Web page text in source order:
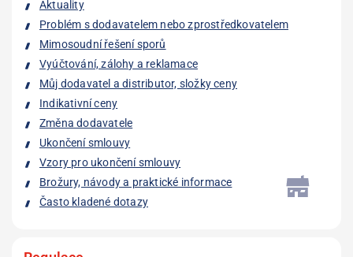
Aktuality
Problém s dodavatelem nebo zprostředkovatelem
Mimosoudní řešení sporů
Vyúčtování, zálohy a reklamace
Můj dodavatel a distributor, složky ceny
Indikativní ceny
Změna dodavatele
Ukončení smlouvy
Vzory pro ukončení smlouvy
Brožury, návody a praktické informace
Často kladené dotazy